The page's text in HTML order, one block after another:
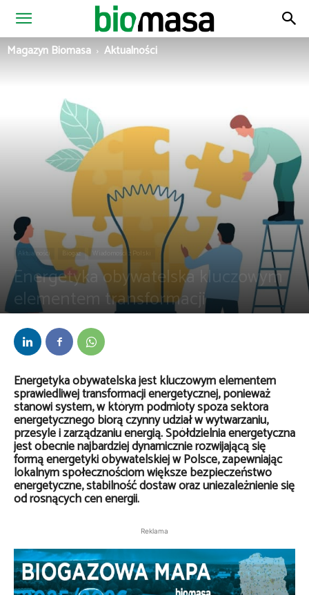
Magazyn
Magazyn Biomasa Aktualności
Aktualności Biogaz Wiadomości z Polski
Energetyka obywatelska kluczowym
elementem transformacji
Energetyka obywatelska jest kluczowym elementem
sprawiedliwej transformacji energetycznej, ponieważ
stanowi system, w którym podmioty spoza sektora
energetycznego biorą czynny udział w wytwarzaniu,
przesyle i zarządzaniu energią. Spółdzielnia energetyczna
jest obecnie najbardziej dynamicznie rozwijającą się
formą energetyki obywatelskiej w Polsce, zapewniając
lokalnym społecznościom większe bezpieczeństwo
energetyczne, stabilność dostaw oraz uniezależnienie się
od rosnących cen energii.
Reklama